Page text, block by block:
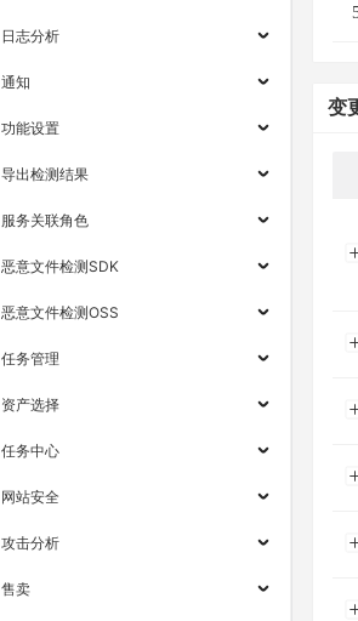
日志分析
通知
功能设置
导出检测结果
服务关联角色
恶意文件检测SDK
恶意文件检测OSS
任务管理
资产选择
任务中心
网站安全
攻击分析
售卖
变